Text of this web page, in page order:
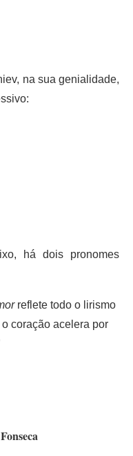
na sua genialidade,
há dois pronomes
reflete todo o lirismo
coração acelera por